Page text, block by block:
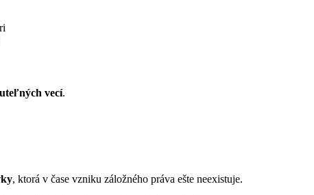
vecí.
, ktorá v čase vzniku záložného práva ešte neexistuje.